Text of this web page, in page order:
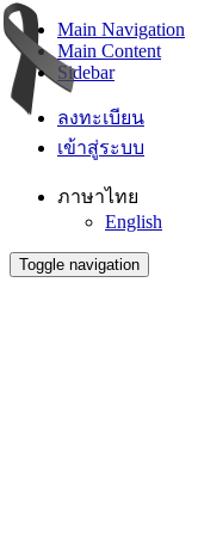
Main Navigation
Main Content
Sidebar
ลงทะเบียน
เข้าสู่ระบบ
ภาษาไทย
English
Toggle navigation